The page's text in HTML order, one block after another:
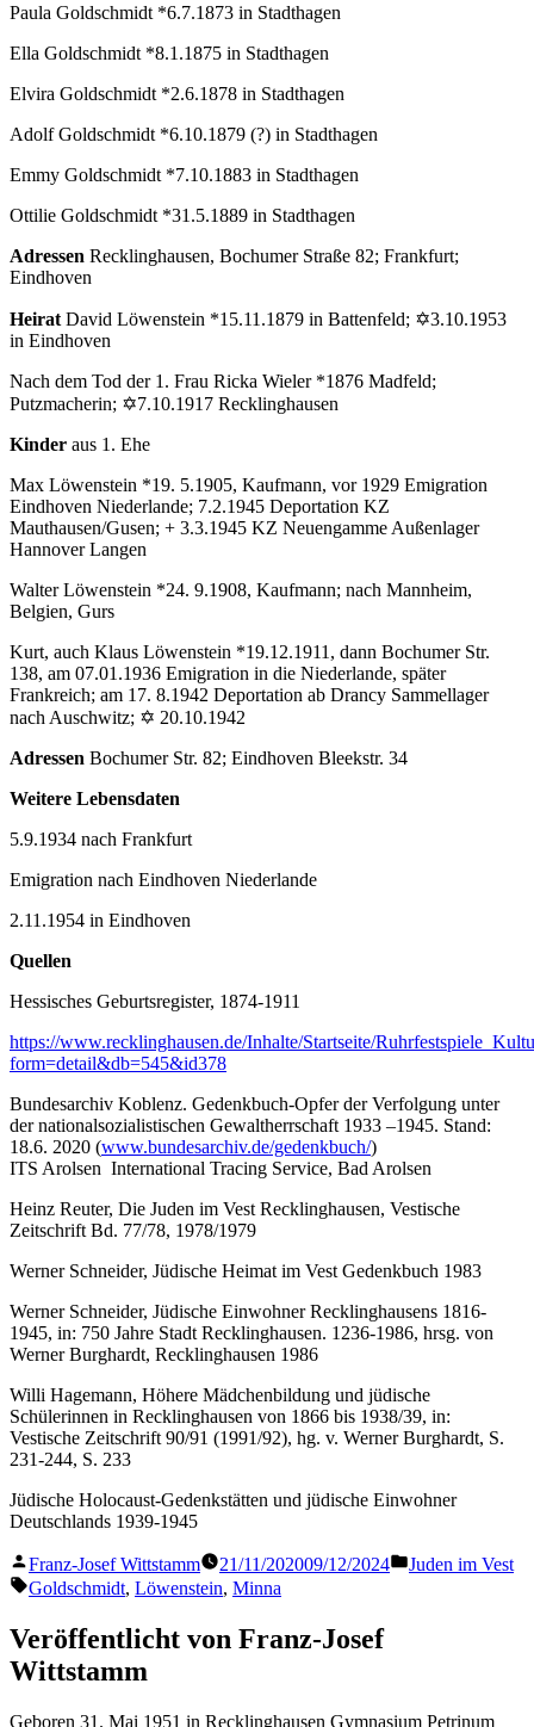
Paula Goldschmidt *6.7.1873 in Stadthagen
Ella Goldschmidt *8.1.1875 in Stadthagen
Elvira Goldschmidt *2.6.1878 in Stadthagen
Adolf Goldschmidt *6.10.1879 (?) in Stadthagen
Emmy Goldschmidt *7.10.1883 in Stadthagen
Ottilie Goldschmidt *31.5.1889 in Stadthagen
Adressen Recklinghausen, Bochumer Straße 82; Frankfurt;
Eindhoven
Heirat David Löwenstein *15.11.1879 in Battenfeld; ✡3.10.1953
in Eindhoven
Nach dem Tod der 1. Frau Ricka Wieler *1876 Madfeld;
Putzmacherin; ✡7.10.1917 Recklinghausen
Kinder aus 1. Ehe
Max Löwenstein *19. 5.1905, Kaufmann, vor 1929 Emigration
Eindhoven Niederlande; 7.2.1945 Deportation KZ
Mauthausen/Gusen; + 3.3.1945 KZ Neuengamme Außenlager
Hannover Langen
Walter Löwenstein *24. 9.1908, Kaufmann; nach Mannheim,
Belgien, Gurs
Kurt, auch Klaus Löwenstein *19.12.1911, dann Bochumer Str.
138, am 07.01.1936 Emigration in die Niederlande, später
Frankreich; am 17. 8.1942 Deportation ab Drancy Sammellager
nach Auschwitz; ✡ 20.10.1942
Adressen Bochumer Str. 82; Eindhoven Bleekstr. 34
Weitere Lebensdaten
5.9.1934 nach Frankfurt
Emigration nach Eindhoven Niederlande
2.11.1954 in Eindhoven
Quellen
Hessisches Geburtsregister, 1874-1911
https://www.recklinghausen.de/Inhalte/Startseite/
form=detail&db=545&id378
Bundesarchiv Koblenz. Gedenkbuch-Opfer der Verfolgung unter
der nationalsozialistischen Gewaltherrschaft 1933 –1945. Stand:
18.6. 2020 (www.bundesarchiv.de/gedenkbuch/)
ITS Arolsen International Tracing Service, Bad Arolsen
Heinz Reuter, Die Juden im Vest Recklinghausen, Vestische
Zeitschrift Bd. 77/78, 1978/1979
Werner Schneider, Jüdische Heimat im Vest Gedenkbuch 1983
Werner Schneider, Jüdische Einwohner Recklinghausens 1816-
1945, in: 750 Jahre Stadt Recklinghausen. 1236-1986, hrsg. von
Werner Burghardt, Recklinghausen 1986
Willi Hagemann, Höhere Mädchenbildung und jüdische
Schülerinnen in Recklinghausen von 1866 bis 1938/39, in:
Vestische Zeitschrift 90/91 (1991/92), hg. v. Werner Burghardt, S.
231-244, S. 233
Jüdische Holocaust-Gedenkstätten und jüdische Einwohner
Deutschlands 1939-1945
Veröffentlicht
von
Franz-Josef Wittstamm 21/11/202009/12/2024
Veröffentlicht
Juden im Vest
Schlagwörter:
Goldschmidt, Löwenstein, Minna
Veröffentlicht von Franz-Josef
Wittstamm
Geboren 31. Mai 1951 in Recklinghausen Gymnasium Petrinum